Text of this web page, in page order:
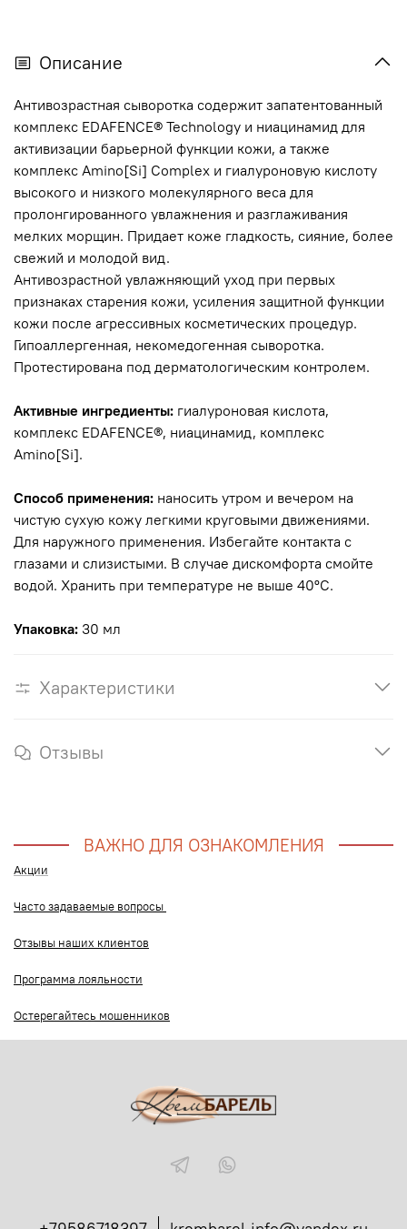
Описание
Антивозрастная сыворотка содержит запатентованный
комплекс EDAFENCE® Technology и ниацинамид для
активизации барьерной функции кожи, а также
комплекс Amino[Si] Complex и гиалуроновую кислоту
высокого и низкого молекулярного веса для
пролонгированного увлажнения и разглаживания
мелких морщин. Придает коже гладкость, сияние, более
свежий и молодой вид.
Антивозрастной увлажняющий уход при первых
признаках старения кожи, усиления защитной функции
кожи после агрессивных косметических процедур.
Гипоаллергенная, некомедогенная сыворотка.
Протестирована под дерматологическим контролем.
Активные ингредиенты: гиалуроновая кислота,
комплекс EDAFENCE®, ниацинамид, комплекс
Amino[Si].
Способ применения: наносить утром и вечером на
чистую сухую кожу легкими круговыми движениями.
Для наружного применения. Избегайте контакта с
глазами и слизистыми. В случае дискомфорта смойте
водой. Хранить при температуре не выше 40ºC.
Упаковка: 30 мл
Характеристики
Отзывы
ВАЖНО ДЛЯ ОЗНАКОМЛЕНИЯ
Акции
Часто задаваемые вопросы
Отзывы наших клиентов
Программа лояльности
Остерегайтесь мошенников